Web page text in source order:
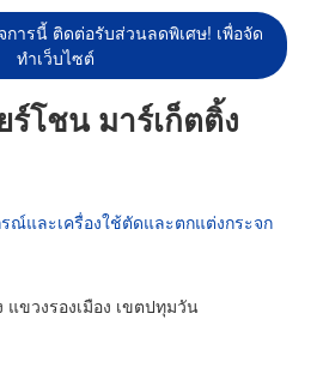
การนี้ ติดต่อรับส่วนลดพิเศษ! เพื่อจัด
ทำเว็บไซต์
ร์โชน มาร์เก็ตติ้ง
รณ์และเครื่องใช้ตัดและตกแต่งกระจก
แขวงรองเมือง เขตปทุมวัน